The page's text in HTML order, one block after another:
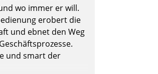
bei den
wo immer er will.
erobert die
und ebnet den Weg
und smart der